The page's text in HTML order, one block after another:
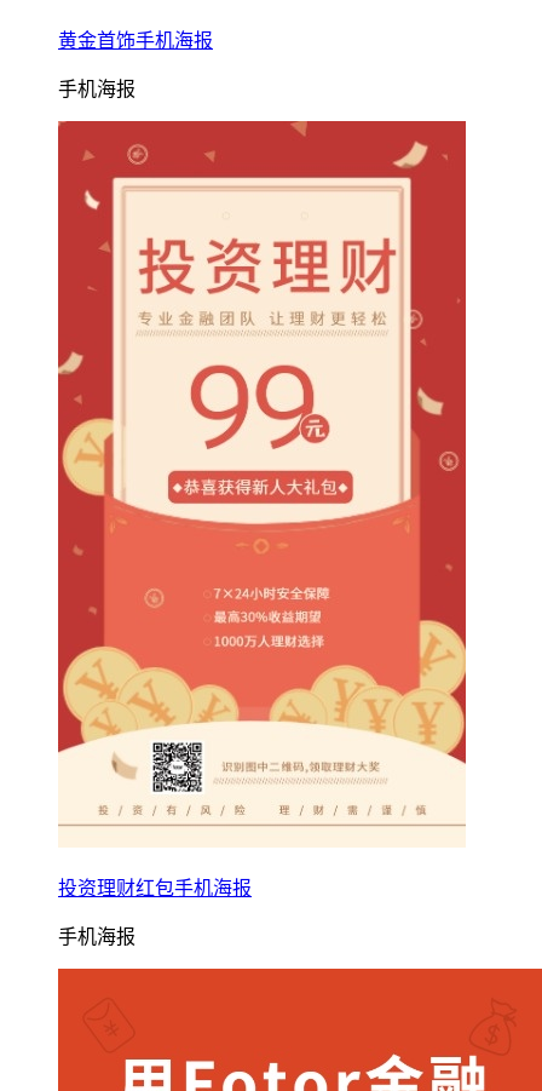
黄金首饰手机海报
手机海报
投资理财红包手机海报
手机海报